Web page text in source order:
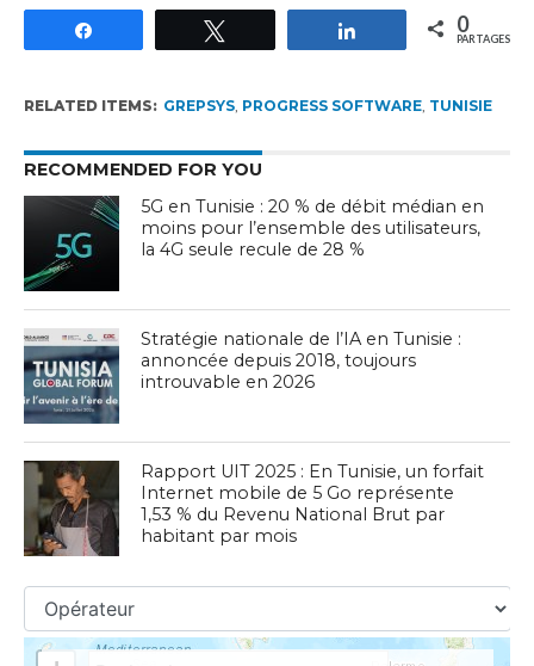
Partagez 0
PARTAGES
RELATED ITEMS: GREPSYS, PROGRESS SOFTWARE, TUNISIE
RECOMMENDED FOR YOU
5G en Tunisie : 20 % de débit médian en
moins pour l’ensemble des utilisateurs,
la 4G seule recule de 28 %
Stratégie nationale de l’IA en Tunisie :
annoncée depuis 2018, toujours
introuvable en 2026
Rapport UIT 2025 : En Tunisie, un forfait
Internet mobile de 5 Go représente
1,53 % du Revenu National Brut par
habitant par mois